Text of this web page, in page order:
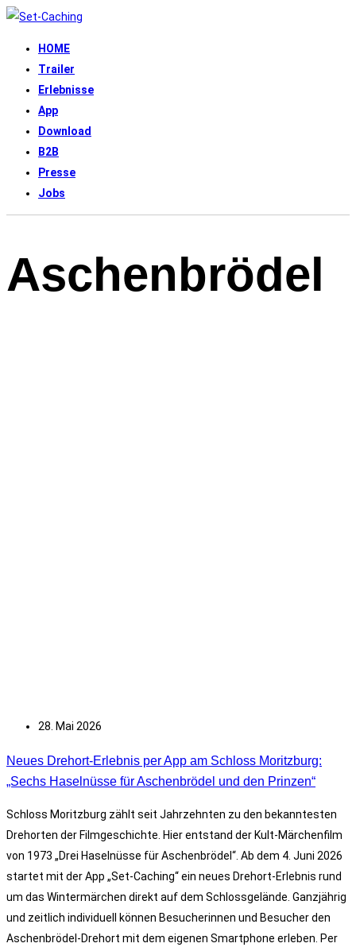
HOME
Trailer
Erlebnisse
App
Download
B2B
Presse
Jobs
Aschenbrödel
28. Mai 2026
Neues Drehort-Erlebnis per App am Schloss Moritzburg:
„Sechs Haselnüsse für Aschenbrödel und den Prinzen“
Schloss Moritzburg zählt seit Jahrzehnten zu den bekanntesten
Drehorten der Filmgeschichte. Hier entstand der Kult-Märchenfilm
von 1973 „Drei Haselnüsse für Aschenbrödel“. Ab dem 4. Juni 2026
startet mit der App „Set-Caching“ ein neues Drehort-Erlebnis rund
um das Wintermärchen direkt auf dem Schlossgelände. Ganzjährig
und zeitlich individuell können Besucherinnen und Besucher den
Aschenbrödel-Drehort mit dem eigenen Smartphone erleben. Per